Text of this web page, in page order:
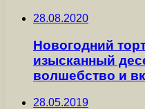
28.08.2020
Новогодний
изысканный
волшебство и
28.05.2019